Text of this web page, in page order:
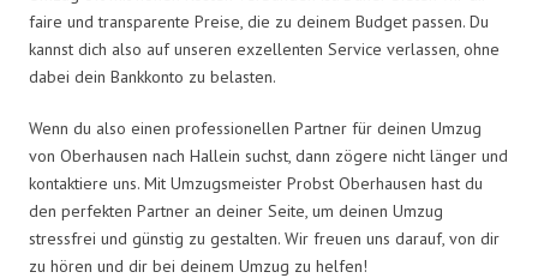
faire und transparente Preise, die zu deinem Budget passen. Du
kannst dich also auf unseren exzellenten Service verlassen, ohne
dabei dein Bankkonto zu belasten.
Wenn du also einen professionellen Partner für deinen Umzug
von Oberhausen nach Hallein suchst, dann zögere nicht länger und
kontaktiere uns. Mit Umzugsmeister Probst Oberhausen hast du
den perfekten Partner an deiner Seite, um deinen Umzug
stressfrei und günstig zu gestalten. Wir freuen uns darauf, von dir
zu hören und dir bei deinem Umzug zu helfen!